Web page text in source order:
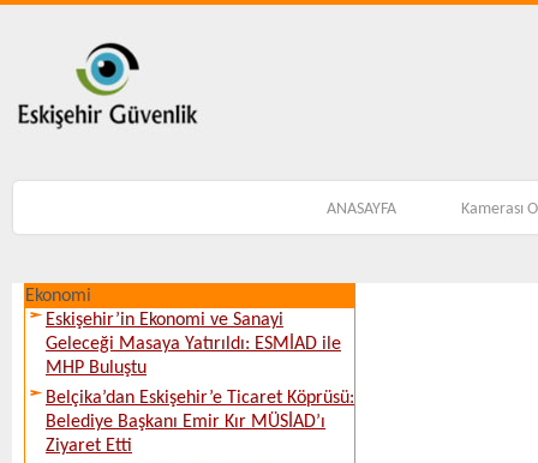
ANASAYFA Kamerası
Ekonomi
Eskişehir’in Ekonomi ve Sanayi
Geleceği Masaya Yatırıldı: ESMİAD ile
MHP Buluştu
Belçika’dan Eskişehir’e Ticaret Köprüsü:
Belediye Başkanı Emir Kır MÜSİAD’ı
Ziyaret Etti